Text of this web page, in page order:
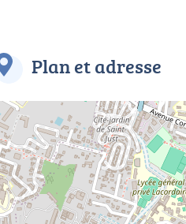
Plan et adresse